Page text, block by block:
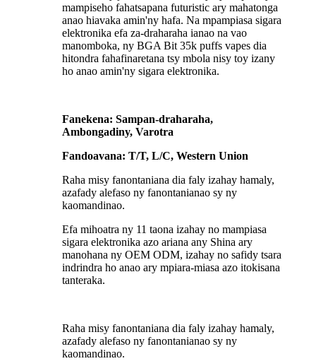
mampiseho fahatsapana futuristic ary mahatonga
anao hiavaka amin'ny hafa. Na mpampiasa sigara
elektronika efa za-draharaha ianao na vao
manomboka, ny BGA Bit 35k puffs vapes dia
hitondra fahafinaretana tsy mbola nisy toy izany
ho anao amin'ny sigara elektronika.
Fanekena: Sampan-draharaha,
Ambongadiny, Varotra
Fandoavana: T/T, L/C, Western Union
Raha misy fanontaniana dia faly izahay hamaly,
azafady alefaso ny fanontanianao sy ny
kaomandinao.
Efa mihoatra ny 11 taona izahay no mampiasa
sigara elektronika azo ariana any Shina ary
manohana ny OEM ODM, izahay no safidy tsara
indrindra ho anao ary mpiara-miasa azo itokisana
tanteraka.
Raha misy fanontaniana dia faly izahay hamaly,
azafady alefaso ny fanontanianao sy ny
kaomandinao.